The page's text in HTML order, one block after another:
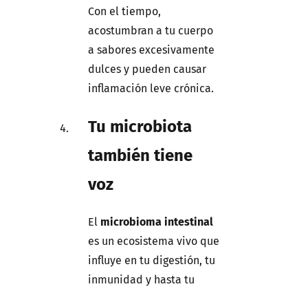
Con el tiempo,
acostumbran a tu cuerpo
a sabores excesivamente
dulces y pueden causar
inflamación leve crónica.
Tu microbiota
también tiene
voz
El microbioma intestinal
es un ecosistema vivo que
influye en tu digestión, tu
inmunidad y hasta tu